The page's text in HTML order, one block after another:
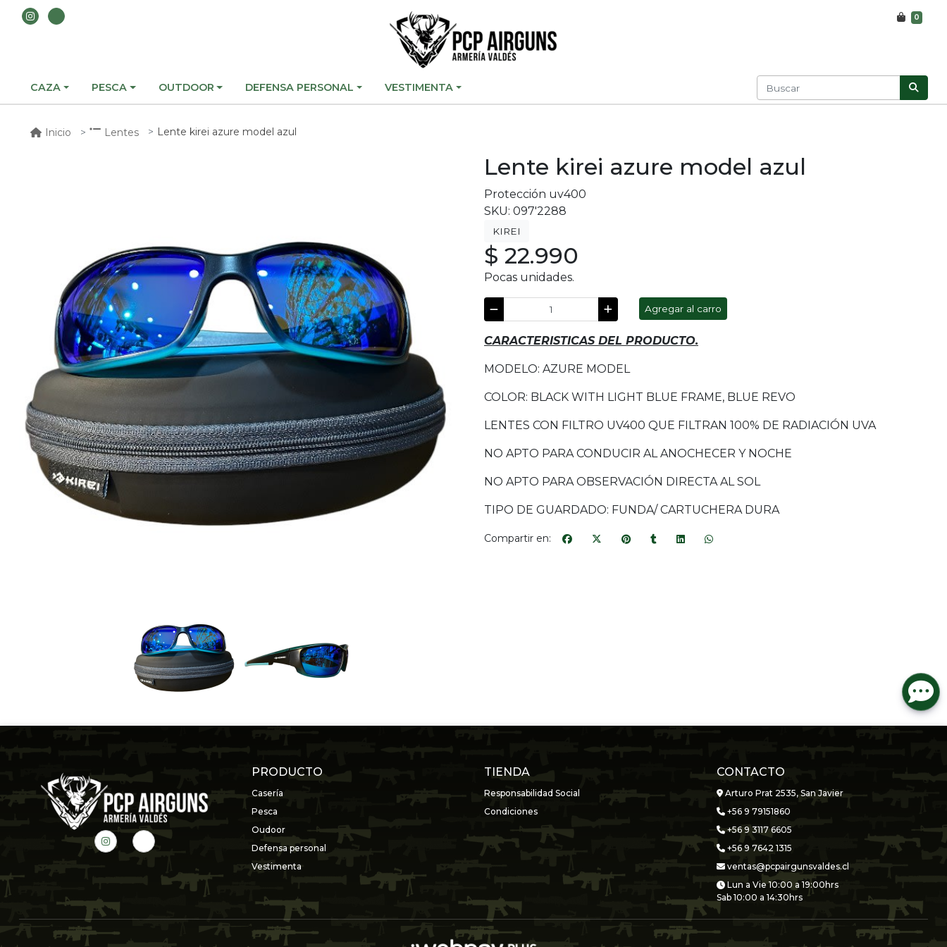
0
CAZA PESCA OUTDOOR DEFENSA PERSONAL VESTIMENTA
Inicio Lentes Lente kirei azure model azul
Lente kirei azure model azul
Protección uv400
SKU: 097'2288
KIREI
$ 22.990
Pocas unidades.
Agregar al carro
CARACTERISTICAS DEL PRODUCTO.
MODELO: AZURE MODEL
COLOR: BLACK WITH LIGHT BLUE FRAME, BLUE REVO
LENTES CON FILTRO UV400 QUE FILTRAN 100% DE RADIACIÓN UVA
NO APTO PARA CONDUCIR AL ANOCHECER Y NOCHE
NO APTO PARA OBSERVACIÓN DIRECTA AL SOL
TIPO DE GUARDADO: FUNDA/ CARTUCHERA DURA
Compartir en:
PRODUCTO
Casería
Pesca
Oudoor
Defensa personal
Vestimenta
TIENDA
Responsabilidad Social
Condiciones
CONTACTO
Arturo Prat 2535, San Javier
+56 9 79151860
+56 9 3117 6605
+56 9 7642 1315
ventas@pcpairgunsvaldes.cl
Lun a Vie 10:00 a 19:00hrs
Sab 10:00 a 14:30hrs